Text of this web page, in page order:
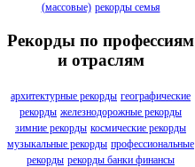
(массовые) рекорды семья
Рекорды по профессиям
и отраслям
архитектурные рекорды географические
рекорды железнодорожные рекорды
зимние рекорды космические рекорды
музыкальные рекорды профессиональные
рекорды рекорды банки финансы